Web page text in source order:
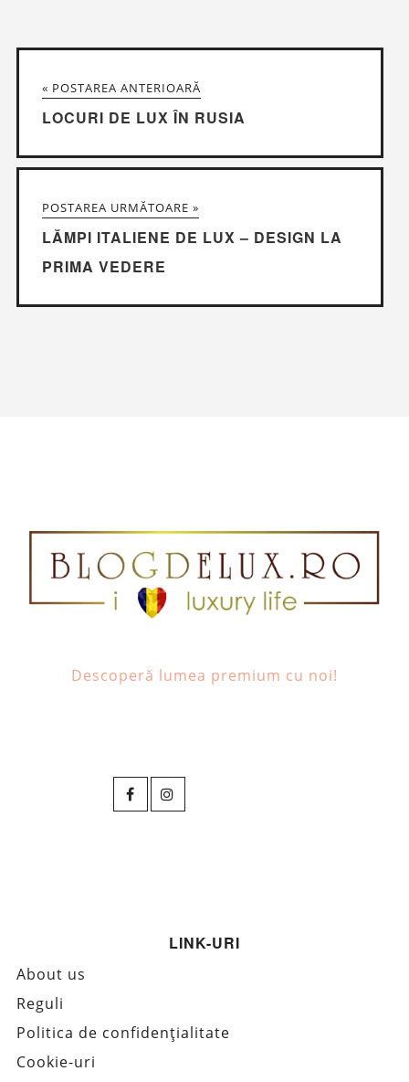
« POSTAREA ANTERIOARĂ
LOCURI DE LUX ÎN RUSIA
POSTAREA URMĂTOARE »
LĂMPI ITALIENE DE LUX – DESIGN LA
PRIMA VEDERE
Descoperă lumea premium cu noi!
LINK-URI
About us
Reguli
Politica de confidențialitate
Cookie-uri